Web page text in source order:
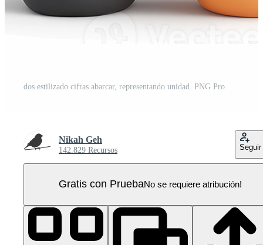
dos estilizado cifras abarcar, representando unidad. PNG Pro
Nikah Geh
142.829 Recursos Seguir
Gratis con PruebaNo se requiere atribución!